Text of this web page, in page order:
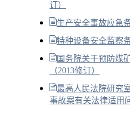
订）
生产安全事故应急
特种设备安全监察
国务院关于预防煤
（2013修订）
最高人民法院研究
事故案有关法律适用